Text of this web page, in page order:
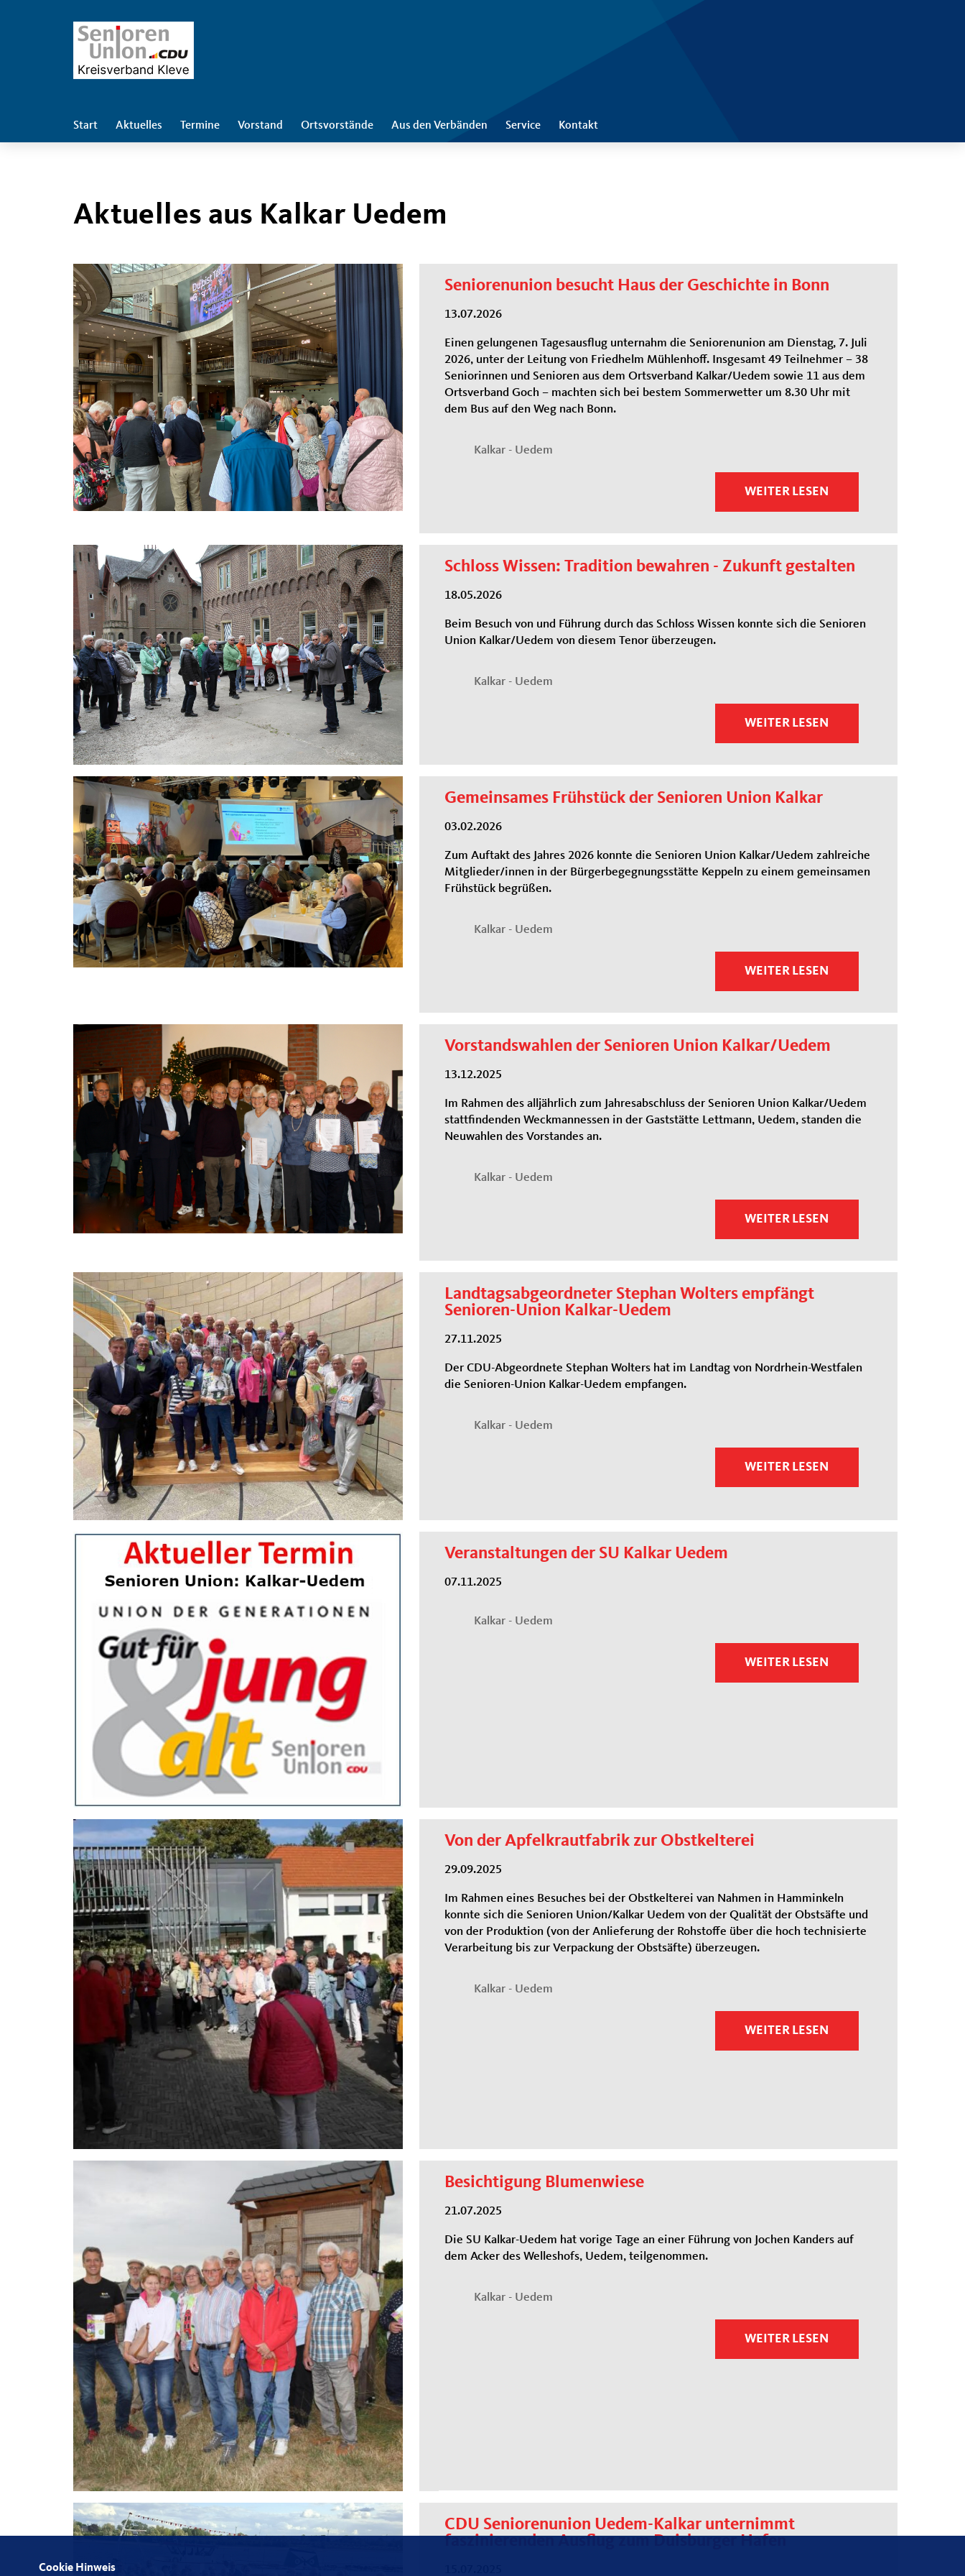
Start Aktuelles Termine Vorstand Ortsvorstände Aus den Verbänden Service Kontakt
Aktuelles aus Kalkar Uedem
Seniorenunion besucht Haus der Geschichte in Bonn
13.07.2026
Einen gelungenen Tagesausflug unternahm die Seniorenunion am Dienstag, 7. Juli
2026, unter der Leitung von Friedhelm Mühlenhoff. Insgesamt 49 Teilnehmer – 38
Seniorinnen und Senioren aus dem Ortsverband Kalkar/Uedem sowie 11 aus dem
Ortsverband Goch – machten sich bei bestem Sommerwetter um 8.30 Uhr mit
dem Bus auf den Weg nach Bonn.
Kalkar - Uedem
WEITER LESEN
Schloss Wissen: Tradition bewahren - Zukunft gestalten
18.05.2026
Beim Besuch von und Führung durch das Schloss Wissen konnte sich die Senioren
Union Kalkar/Uedem von diesem Tenor überzeugen.
Kalkar - Uedem
WEITER LESEN
Gemeinsames Frühstück der Senioren Union Kalkar
03.02.2026
Zum Auftakt des Jahres 2026 konnte die Senioren Union Kalkar/Uedem zahlreiche
Mitglieder/innen in der Bürgerbegegnungsstätte Keppeln zu einem gemeinsamen
Frühstück begrüßen.
Kalkar - Uedem
WEITER LESEN
Vorstandswahlen der Senioren Union Kalkar/Uedem
13.12.2025
Im Rahmen des alljährlich zum Jahresabschluss der Senioren Union Kalkar/Uedem
stattfindenden Weckmannessen in der Gaststätte Lettmann, Uedem, standen die
Neuwahlen des Vorstandes an.
Kalkar - Uedem
WEITER LESEN
Landtagsabgeordneter Stephan Wolters empfängt
Senioren-Union Kalkar-Uedem
27.11.2025
Der CDU-Abgeordnete Stephan Wolters hat im Landtag von Nordrhein-Westfalen
die Senioren-Union Kalkar-Uedem empfangen.
Kalkar - Uedem
WEITER LESEN
Veranstaltungen der SU Kalkar Uedem
07.11.2025
Kalkar - Uedem
WEITER LESEN
Von der Apfelkrautfabrik zur Obstkelterei
29.09.2025
Im Rahmen eines Besuches bei der Obstkelterei van Nahmen in Hamminkeln
konnte sich die Senioren Union/Kalkar Uedem von der Qualität der Obstsäfte und
von der Produktion (von der Anlieferung der Rohstoffe über die hoch technisierte
Verarbeitung bis zur Verpackung der Obstsäfte) überzeugen.
Kalkar - Uedem
WEITER LESEN
Besichtigung Blumenwiese
21.07.2025
Die SU Kalkar-Uedem hat vorige Tage an einer Führung von Jochen Kanders auf
dem Acker des Welleshofs, Uedem, teilgenommen.
Kalkar - Uedem
WEITER LESEN
CDU Seniorenunion Uedem-Kalkar unternimmt
faszinierenden Ausflug zum Duisburger Hafen
Cookie Hinweis